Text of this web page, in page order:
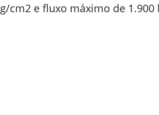
cm2 e fluxo máximo de 1.900